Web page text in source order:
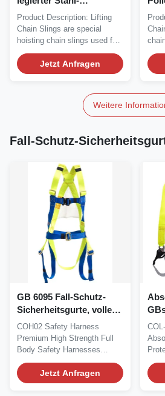
anhebende
Anschlagkette für
industriellen Gebrauch
Product Description: Lifting
Chain Slings are special
hoisting chain slings used for
lifting,...
Jetzt Anfragen
das
und
Weitere
Fall-Schutz-
GB 6095 Fall-Schutz-
Sicherheitsgurte, voller
Auffanggurt für Funktion
auf Höhe
COH02 Safety Harness
Premium High Strength Full
Body Safety Harnesses
(brand name: COBAIN)...
Jetzt Anfragen